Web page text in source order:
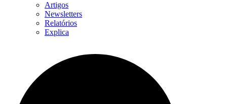
Artigos
Newsletters
Relatórios
Explica